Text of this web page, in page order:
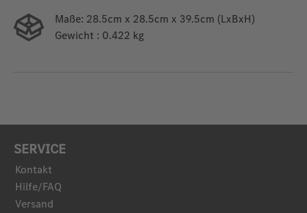
Maße: 28.5cm x 28.5cm x 39.5cm (LxBxH)
Gewicht : 0.422 kg
SERVICE
Kontakt
Hilfe/FAQ
Versand